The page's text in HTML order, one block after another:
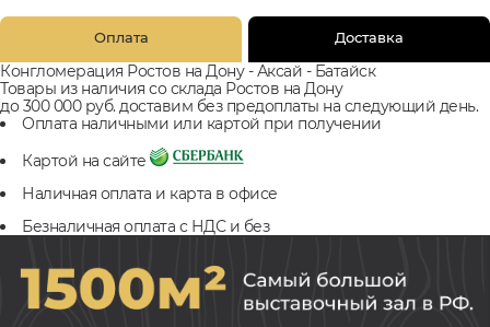
Оплата Доставка
Конгломерация Ростов на Дону - Аксай - Батайск
Товары из наличия со склада Ростов на Дону
до 300 000 руб. доставим без предоплаты на следующий день.
Оплата наличными или картой при получении
Картой на сайте
Наличная оплата и карта в офисе
Безналичная оплата с НДС и без